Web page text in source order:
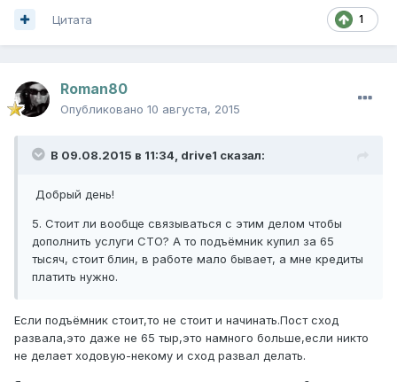
1
Цитата
Roman80
Опубликовано 10 августа, 2015
В 09.08.2015 в 11:34, drive1 сказал:
Добрый день!
5. Стоит ли вообще связываться с этим делом чтобы
дополнить услуги СТО? А то подъёмник купил за 65
тысяч, стоит блин, в работе мало бывает, а мне кредиты
платить нужно.
Если подъёмник стоит,то не стоит и начинать.Пост сход
развала,это даже не 65 тыр,это намного больше,если никто
не делает ходовую-некому и сход развал делать.